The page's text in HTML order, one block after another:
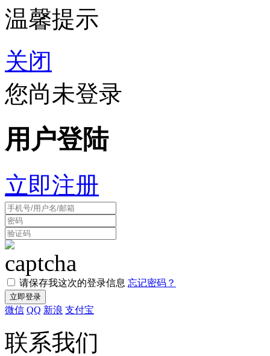
温馨提示
关闭
您尚未登录
用户登陆
立即注册
请保存我这次的登录信息 忘记密码？
微信 QQ 新浪 支付宝
联系我们